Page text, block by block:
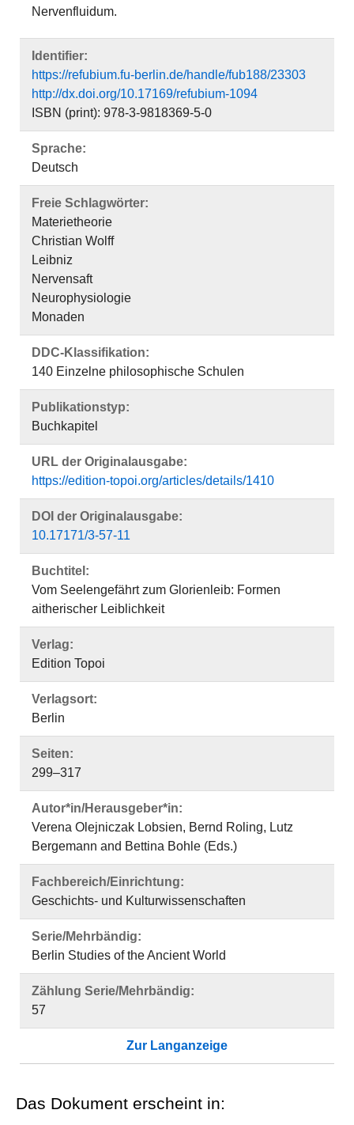
Nervenfluidum.
Identifier:
https://refubium.fu-berlin.de/handle/fub188/23303
http://dx.doi.org/10.17169/refubium-1094
ISBN (print): 978-3-9818369-5-0
Sprache:
Deutsch
Freie Schlagwörter:
Materietheorie
Christian Wolff
Leibniz
Nervensaft
Neurophysiologie
Monaden
DDC-Klassifikation:
140 Einzelne philosophische Schulen
Publikationstyp:
Buchkapitel
URL der Originalausgabe:
https://edition-topoi.org/articles/details/1410
DOI der Originalausgabe:
10.17171/3-57-11
Buchtitel:
Vom Seelengefährt zum Glorienleib: Formen
aitherischer Leiblichkeit
Verlag:
Edition Topoi
Verlagsort:
Berlin
Seiten:
299–317
Autor*in/Herausgeber*in:
Verena Olejniczak Lobsien, Bernd Roling, Lutz
Bergemann and Bettina Bohle (Eds.)
Fachbereich/Einrichtung:
Geschichts- und Kulturwissenschaften
Serie/Mehrbändig:
Berlin Studies of the Ancient World
Zählung Serie/Mehrbändig:
57
Zur Langanzeige
Das Dokument erscheint in: